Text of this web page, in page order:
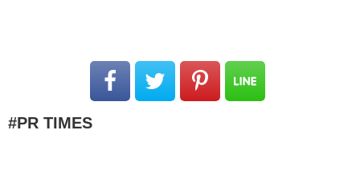
PR TIMES